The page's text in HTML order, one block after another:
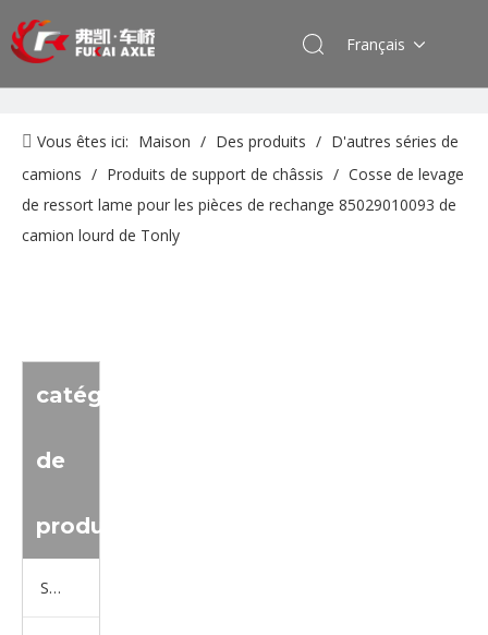
Français
Vous êtes ici: Maison / Des produits / D'autres séries de
camions / Produits de support de châssis / Cosse de levage
de ressort lame pour les pièces de rechange 85029010093 de
camion lourd de Tonly
catégorie
de
produit
Série de camions Sinotruk